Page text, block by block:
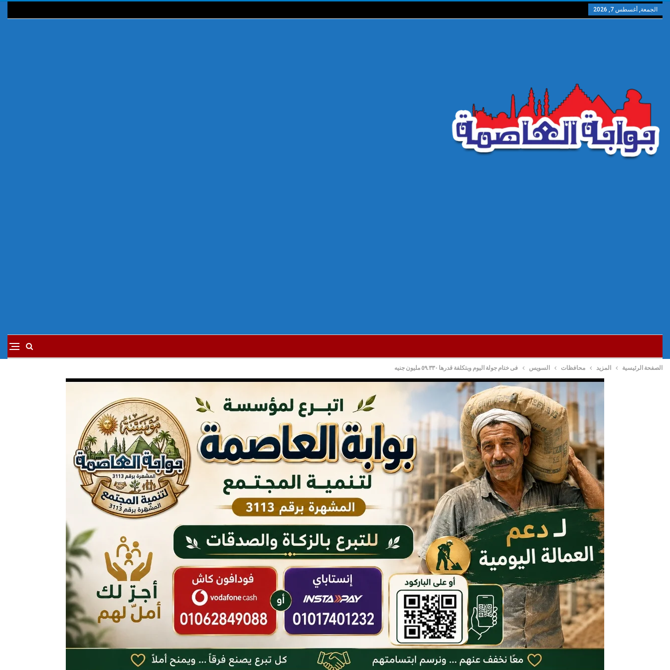
الجمعة, أغسطس 7, 2026
الصفحة الرئيسية المزيد محافظات السويس فى ختام جولة اليوم وبتكلفة قدرها ٥٩.٣٣٠ مليون جنيه